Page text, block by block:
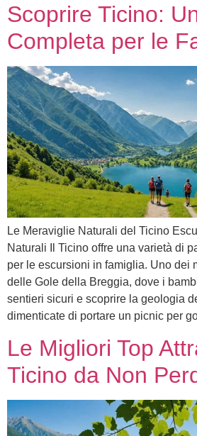
Scoprire Ticino:
Completa per le
Le Meraviglie Naturali del Ticino
Naturali Il Ticino offre una varietà di
per le escursioni in famiglia. Uno dei
delle Gole della Breggia, dove i
sentieri sicuri e scoprire la geologia
dimenticate di portare un picnic per
Le Migliori Top
Ticino da Non